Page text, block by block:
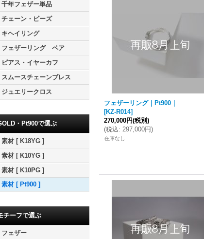
千年フェザー単品
チェーン・ビーズ
キヘイリング
フェザーリング ペア
ピアス・イヤーカフ
スムースチェーンブレス
ジュエリークロス
・Pt900で選ぶ
素材 [ K18YG ]
素材 [ K10YG ]
素材 [ K10PG ]
素材 [ Pt900 ]
チーフで選ぶ
フェザー
フェザーリング｜Pt900｜
[KZ-R014]
270,000円(税別)
(税込: 297,000円)
在庫なし